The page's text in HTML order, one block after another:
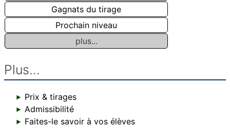
Gagnats du tirage
Prochain niveau
plus...
Plus...
Prix & tirages
Admissibilité
Faites-le savoir à vos élèves